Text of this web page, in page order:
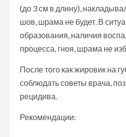
(до 3 см в длину),
шов, шрама не будет. В
образования, наличия
процесса, гноя, шрама не
После того как жировик на
соблюдать советы врача,
рецидива.
Рекомендации: